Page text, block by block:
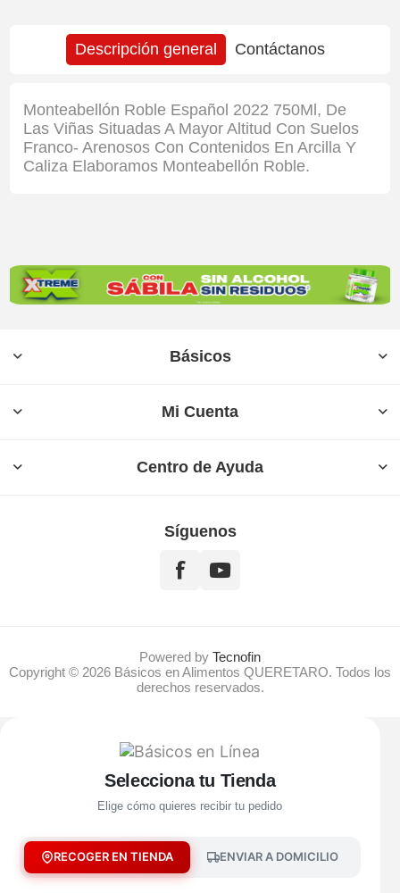
Descripción general Contáctanos
Monteabellón Roble Español 2022 750Ml, De
Las Viñas Situadas A Mayor Altitud Con Suelos
Franco- Arenosos Con Contenidos En Arcilla Y
Caliza Elaboramos Monteabellón Roble.
Básicos
Mi Cuenta
Centro de Ayuda
Síguenos
Powered by Tecnofin
Copyright © 2026 Básicos en Alimentos QUERETARO. Todos los
derechos reservados.
Selecciona tu Tienda
Elige cómo quieres recibir tu pedido
RECOGER EN TIENDA ENVIAR A DOMICILIO